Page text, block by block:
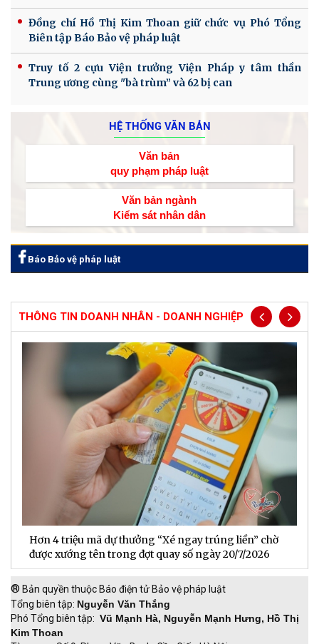
Đồng chí Hồ Thị Kim Thoan giữ chức vụ Phó Tổng
Biên tập Báo Bảo vệ pháp luật
Truy tố 2 cựu Viện trưởng Viện Pháp y tâm thần
Trung ương cùng "bà trùm” và 62 bị can
HỆ THỐNG VĂN BẢN
Văn bản
quy phạm pháp luật
Văn bản ngành
Kiểm sát nhân dân
Báo Bảo vệ pháp luật
THÔNG TIN DOANH NHÂN - DOANH NGHIỆP
dự thưởng “Xé ngay trúng liền” chờ
tên trong đợt quay số ngày 20/7/2026
BIDV trở thành
nhập PCAF
® Bản quyền thuộc Báo điện tử Bảo vệ pháp luật
Tổng biên tập: Nguyễn Văn Thắng
Phó Tổng biên tập: Vũ Mạnh Hà, Nguyễn Mạnh Hưng, Hồ Thị
Kim Thoan